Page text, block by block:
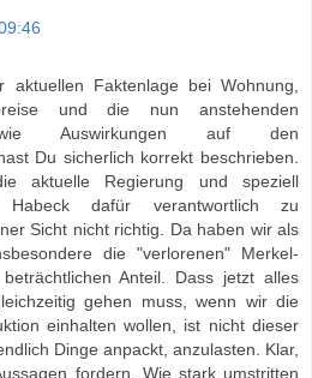
aktuellen Faktenlage bei Wohnung,
und die nun anstehenden
Auswirkungen auf den
Du sicherlich korrekt beschrieben.
aktuelle Regierung und speziell
Habeck dafür verantwortlich zu
Sicht nicht richtig. Da haben wir als
die "verlorenen" Merkel-
Anteil. Dass jetzt alles
gehen muss, wenn wir die
einhalten wollen, ist nicht dieser
Dinge anpackt, anzulasten. Klar,
fordern. Wie stark umstritten